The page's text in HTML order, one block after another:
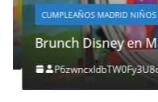
CUMPLEAÑOS MADRID NIÑOS
Brunch Disney en